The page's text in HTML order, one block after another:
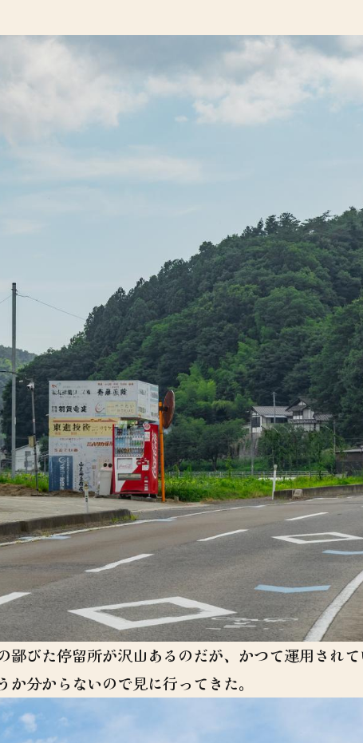
鄙びた停留所が沢山あるのだが、かつて運用され
分からないので見に行ってきた。